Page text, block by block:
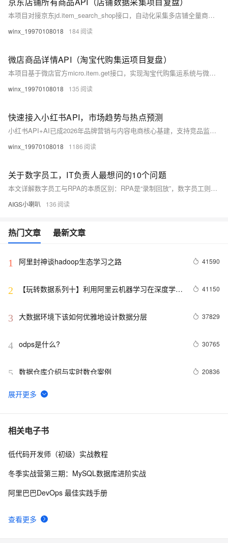
本项目对接京东jd.item_search_shop接口，自动化采集多店铺全量商品信息（含价格、SKU、状态等），实现数据清洗、归档与定时更新，替代人工操作，提升效率与准确性，为盘点、分析及竞品监测提供高质量数据支撑。（239字）
winx_19970108018 184
微店商品详情API（淘宝代购集运项目复盘）
本项目基于微店官方micro.item.get接口，实现淘宝代购集运系统与微店货源的自动对接：一键抓取商品标题、价格、库存、SKU等全量数据，替代人工录入，实时校验、同步规格、生成集运清单，显著提升准确率与处理效率。（239字）
winx_19970108018 135
快速接入小红书API，市场趋势与热点预测
小红书API+AI已成2026年品牌营销与内容电商核心基建，支持竞品监测、舆情预警、趋势预测等全场景合规数据采集；多模态生成、预测型AI与垂直领域模型加速商业化落地，SaaS工具、代运营、技术基建成三大机遇。（239字）
winx_19970108018 1186
关于数字员工，IT负责人最想问的10个问题
本文详解数字员工与RPA的本质区别：RPA是“录制回放”，数字员工则具备意图理解、自主规划与动态执行能力。涵盖老旧系统接入、安全治理、多任务编排、Skill技能体系、准确率保障、SOP转化、知识来源、AI整合及部署运营等十大核心问题，突出向量空间JBoltAI平台的全栈能力。（239字）
AIGS小喇叭 136
热门文章 最新文章
1 阿里封神谈hadoop生态学习之路 41590
2
【玩转数据系列十】利用阿里云机器学习在深度学习
41150
3 大数据环境下该如何优雅地设计数据分层 37829
4 odps是什么? 30765
5 数据仓库介绍与实时数仓案例 20836
6 DataV接入ECharts图表库  可视化利器强强联手
7 分布式快照算法: Chandy-Lamport
8 MaxCompute执行作业慢的原因排查
转人工智能
相关电子书
查看更多
低代码开发师（初级）实战教程
冬季实战营第三期：MySQL数据库进阶实战
阿里巴巴DevOps 最佳实践手册